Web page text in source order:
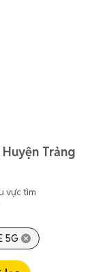
Trảng
vực tìm
5G